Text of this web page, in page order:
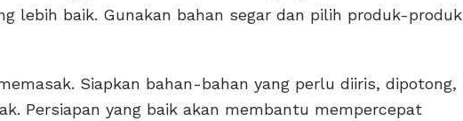
lebih baik. Gunakan bahan segar dan pilih produk-produk
Siapkan bahan-bahan yang perlu diiris, dipotong,
Persiapan yang baik akan membantu mempercepat